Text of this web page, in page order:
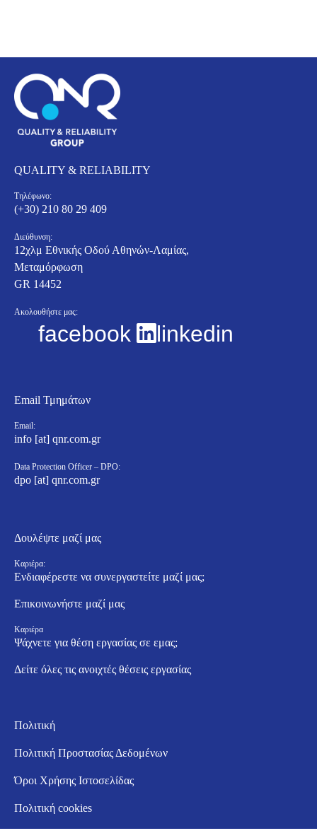
QUALITY & RELIABILITY
Τηλέφωνο:
(+30) 210 80 29 409
Διεύθυνση:
12χλμ Εθνικής Οδού Αθηνών-Λαμίας,
Μεταμόρφωση
GR 14452
Ακολουθήστε μας:
facebook linkedin
Email Τμημάτων
Email:
info [at] qnr.com.gr
Data Protection Officer – DPO:
dpo [at] qnr.com.gr
Δουλέψτε μαζί μας
Καριέρα:
Ενδιαφέρεστε να συνεργαστείτε μαζί μας;
Επικοινωνήστε μαζί μας
Καριέρα
Ψάχνετε για θέση εργασίας σε εμας;
Δείτε όλες τις ανοιχτές θέσεις εργασίας
Πολιτική
Πολιτική Προστασίας Δεδομένων
Όροι Χρήσης Ιστοσελίδας
Πολιτική cookies